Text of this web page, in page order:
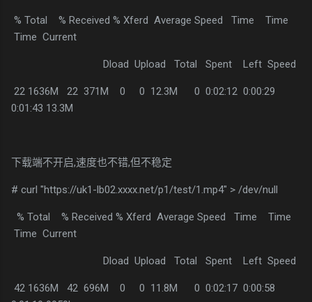
% Total % Received % Xferd Average Speed Time Time
Time Current
Dload Upload Total Spent Left Speed
22 1636M 22 371M 0 0 12.3M 0 0:02:12 0:00:29
0:01:43 13.3M
下载端不开启,速度也不错,但不稳定
# curl "https://uk1-lb02.xxxx.net/p1/test/1.mp4" > /dev/null
% Total % Received % Xferd Average Speed Time Time
Time Current
Dload Upload Total Spent Left Speed
42 1636M 42 696M 0 0 11.8M 0 0:02:17 0:00:58